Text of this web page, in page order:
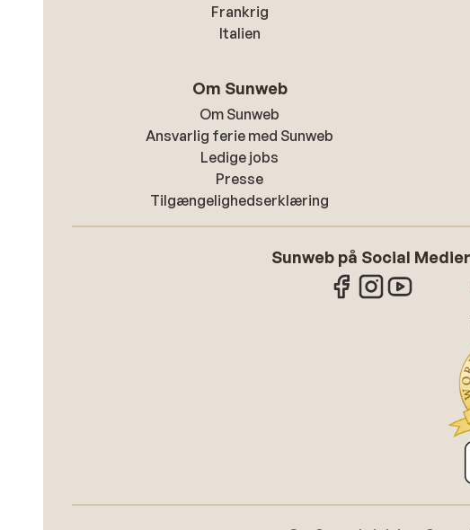
Frankrig
Italien
Om Sunweb
Om Sunweb
Ansvarlig ferie med Sunweb
Ledige jobs
Presse
Tilgængelighedserklæring
Sunweb på Social Medier